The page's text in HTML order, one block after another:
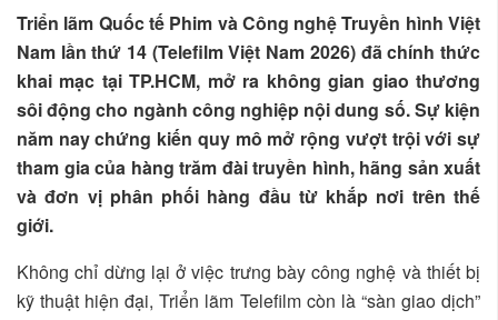
Triển lãm Quốc tế Phim và Công nghệ Truyền hình Việt
Nam lần thứ 14 (Telefilm Việt Nam 2026) đã chính thức
khai mạc tại TP.HCM, mở ra không gian giao thương
sôi động cho ngành công nghiệp nội dung số. Sự kiện
năm nay chứng kiến quy mô mở rộng vượt trội với sự
tham gia của hàng trăm đài truyền hình, hãng sản xuất
và đơn vị phân phối hàng đầu từ khắp nơi trên thế
giới.
Không chỉ dừng lại ở việc trưng bày công nghệ và thiết bị
kỹ thuật hiện đại, Triển lãm Telefilm còn là “sàn giao dịch”